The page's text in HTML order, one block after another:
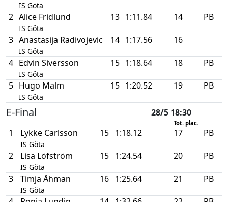
IS Göta
2 Alice Fridlund
IS Göta
13 1:11.84 14 PB
3 Anastasija Radivojevic
IS Göta
14 1:17.56 16
4 Edvin Siversson
IS Göta
15 1:18.64 18 PB
5 Hugo Malm
IS Göta
15 1:20.52 19 PB
E-Final 28/5 18:30
Tot. plac.
1 Lykke Carlsson
IS Göta
15 1:18.12 17 PB
2 Lisa Löfström
IS Göta
15 1:24.54 20 PB
3 Timja Åhman
IS Göta
16 1:25.64 21 PB